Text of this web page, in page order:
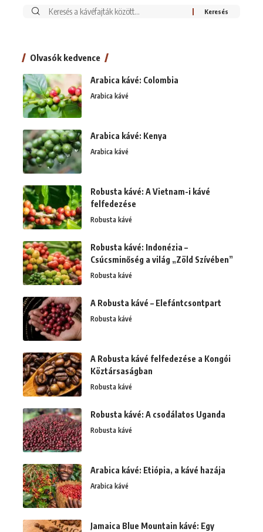
Keresés:
Olvasók kedvence
Arabica kávé: Colombia
Arabica kávé
Arabica kávé: Kenya
Arabica kávé
Robusta kávé: A Vietnam-i kávé
felfedezése
Robusta kávé
Robusta kávé: Indonézia –
Csúcsminőség a világ „Zöld Szívében”
Robusta kávé
A Robusta kávé – Elefántcsontpart
Robusta kávé
A Robusta kávé felfedezése a Kongói
Köztársaságban
Robusta kávé
Robusta kávé: A csodálatos Uganda
Robusta kávé
Arabica kávé: Etiópia, a kávé hazája
Arabica kávé
Jamaica Blue Mountain kávé: Egy